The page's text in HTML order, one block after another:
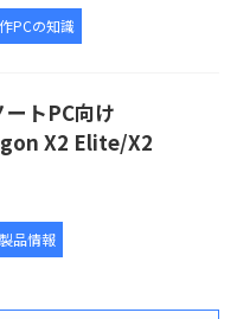
PCの知識
トPC向け
X2 Elite/X2
品情報